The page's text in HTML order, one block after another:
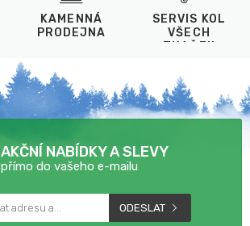
KAMENNÁ
PRODEJNA
SERVIS KOL
VŠECH
ZNAČEK
AKČNÍ NABÍDKY A SLEVY
přímo do vašeho e-mailu
ODESLAT